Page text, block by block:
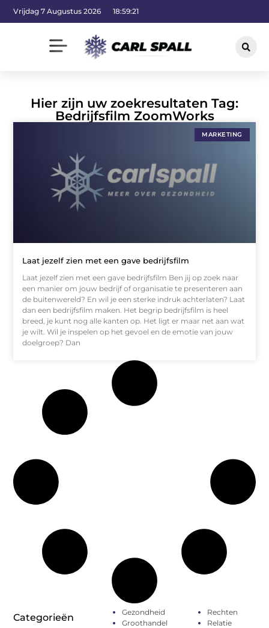
Vrijdag 7 Augustus 2026 18:59:22
Hier zijn uw zoekresultaten Tag:
Bedrijfsfilm ZoomWorks
MARKETING
Laat jezelf zien met een gave bedrijfsfilm
Laat jezelf zien met een gave bedrijfsfilm Ben jij op zoek naar
een manier om jouw bedrijf of organisatie te presenteren aan
de buitenwereld? En wil je een sterke indruk achterlaten? Laat
dan een bedrijfsfilm maken. Het begrip bedrijfsfilm is heel
breed, je kunt nog alle kanten op. Het ligt er maar net aan wat
je wilt. Wil je inspelen op het gevoel en de emotie van jouw
doelgroep? Dan
Categorieën
Gezondheid
Groothandel
Rechten
Relatie